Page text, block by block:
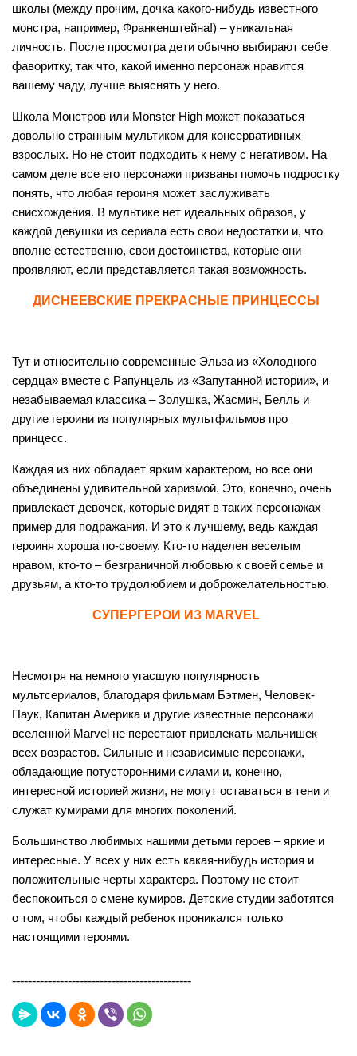
школы (между прочим, дочка какого-нибудь известного
монстра, например, Франкенштейна!) – уникальная
личность. После просмотра дети обычно выбирают себе
фаворитку, так что, какой именно персонаж нравится
вашему чаду, лучше выяснять у него.
Школа Монстров или Monster High может показаться
довольно странным мультиком для консервативных
взрослых. Но не стоит подходить к нему с негативом. На
самом деле все его персонажи призваны помочь подростку
понять, что любая героиня может заслуживать
снисхождения. В мультике нет идеальных образов, у
каждой девушки из сериала есть свои недостатки и, что
вполне естественно, свои достоинства, которые они
проявляют, если представляется такая возможность.
ДИСНЕЕВСКИЕ ПРЕКРАСНЫЕ ПРИНЦЕССЫ
Тут и относительно современные Эльза из «Холодного
сердца» вместе с Рапунцель из «Запутанной истории», и
незабываемая классика – Золушка, Жасмин, Белль и
другие героини из популярных мультфильмов про
принцесс.
Каждая из них обладает ярким характером, но все они
объединены удивительной харизмой. Это, конечно, очень
привлекает девочек, которые видят в таких персонажах
пример для подражания. И это к лучшему, ведь каждая
героиня хороша по-своему. Кто-то наделен веселым
нравом, кто-то – безграничной любовью к своей семье и
друзьям, а кто-то трудолюбием и доброжелательностью.
СУПЕРГЕРОИ ИЗ MARVEL
Несмотря на немного угасшую популярность
мультсериалов, благодаря фильмам Бэтмен, Человек-
Паук, Капитан Америка и другие известные персонажи
вселенной Marvel не перестают привлекать мальчишек
всех возрастов. Сильные и независимые персонажи,
обладающие потусторонними силами и, конечно,
интересной историей жизни, не могут оставаться в тени и
служат кумирами для многих поколений.
Большинство любимых нашими детьми героев – яркие и
интересные. У всех у них есть какая-нибудь история и
положительные черты характера. Поэтому не стоит
беспокоиться о смене кумиров. Детские студии заботятся
о том, чтобы каждый ребенок проникался только
настоящими героями.
---------------------------------------------